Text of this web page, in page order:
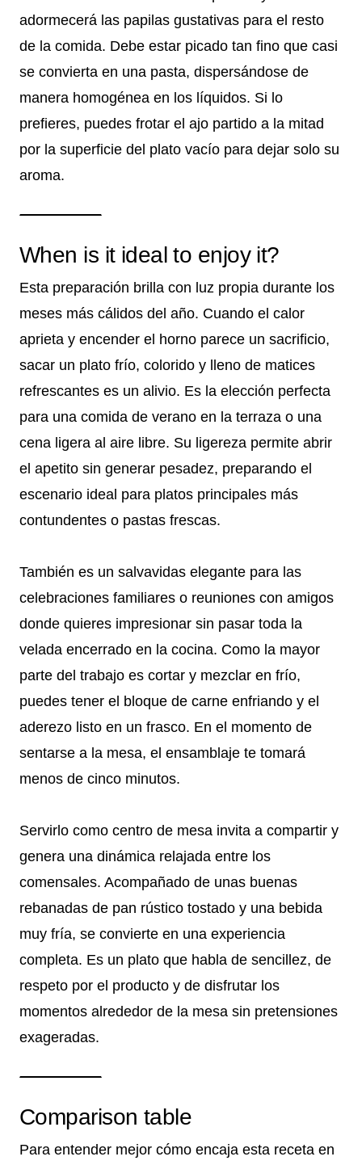
adormecerá las papilas gustativas para el resto
de la comida. Debe estar picado tan fino que casi
se convierta en una pasta, dispersándose de
manera homogénea en los líquidos. Si lo
prefieres, puedes frotar el ajo partido a la mitad
por la superficie del plato vacío para dejar solo su
aroma.
When is it ideal to enjoy it?
Esta preparación brilla con luz propia durante los
meses más cálidos del año. Cuando el calor
aprieta y encender el horno parece un sacrificio,
sacar un plato frío, colorido y lleno de matices
refrescantes es un alivio. Es la elección perfecta
para una comida de verano en la terraza o una
cena ligera al aire libre. Su ligereza permite abrir
el apetito sin generar pesadez, preparando el
escenario ideal para platos principales más
contundentes o pastas frescas.
También es un salvavidas elegante para las
celebraciones familiares o reuniones con amigos
donde quieres impresionar sin pasar toda la
velada encerrado en la cocina. Como la mayor
parte del trabajo es cortar y mezclar en frío,
puedes tener el bloque de carne enfriando y el
aderezo listo en un frasco. En el momento de
sentarse a la mesa, el ensamblaje te tomará
menos de cinco minutos.
Servirlo como centro de mesa invita a compartir y
genera una dinámica relajada entre los
comensales. Acompañado de unas buenas
rebanadas de pan rústico tostado y una bebida
muy fría, se convierte en una experiencia
completa. Es un plato que habla de sencillez, de
respeto por el producto y de disfrutar los
momentos alrededor de la mesa sin pretensiones
exageradas.
Comparison table
Para entender mejor cómo encaja esta receta en